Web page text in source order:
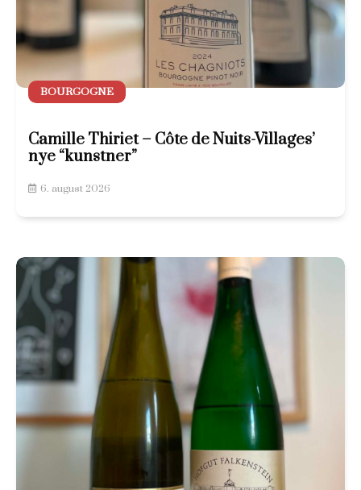
BOURGOGNE
Camille Thiriet – Côte de Nuits-Villages’
nye “kunstner”
6. august 2026